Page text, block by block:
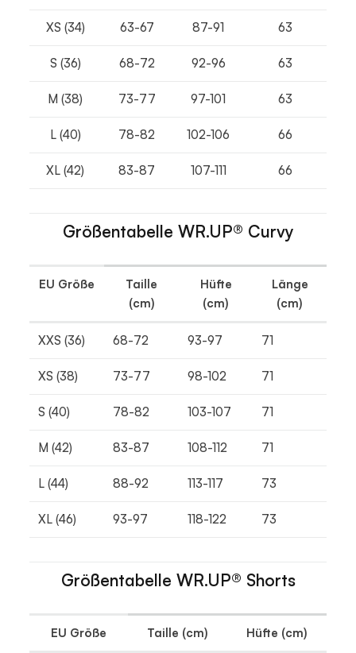
XS (34) 63-67 87-91 63
S (36) 68-72 92-96 63
M (38) 73-77 97-101 63
L (40) 78-82 102-106 66
XL (42) 83-87 107-111 66
Größentabelle WR.UP® Curvy
EU Größe
Taille
(cm)
Hüfte
(cm)
Länge
(cm)
XXS (36) 68-72 93-97 71
XS (38) 73-77 98-102 71
S (40) 78-82 103-107 71
M (42) 83-87 108-112 71
L (44) 88-92 113-117 73
XL (46) 93-97 118-122 73
Größentabelle WR.UP® Shorts
EU Größe Taille (cm) Hüfte (cm)